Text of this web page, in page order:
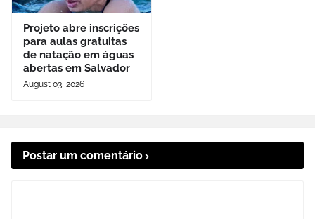
Projeto abre inscrições
para aulas gratuitas
de natação em águas
abertas em Salvador
August 03, 2026
Postar um comentário